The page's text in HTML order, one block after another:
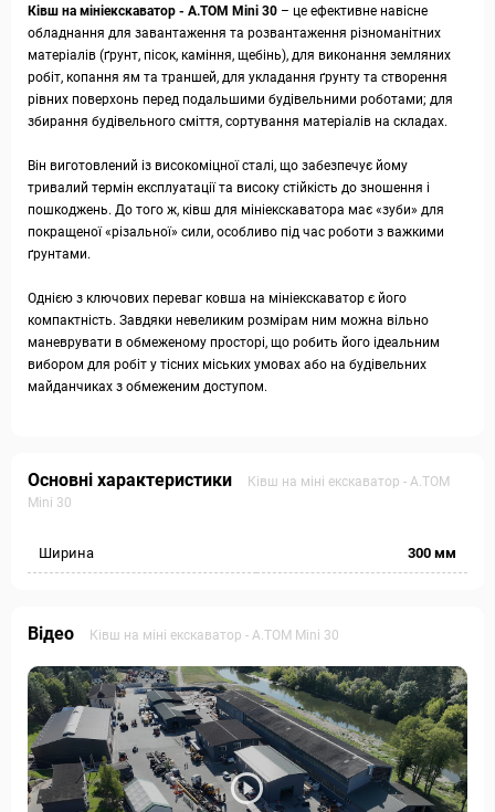
Ківш на мініекскаватор - А.ТОМ Mini 30 – це ефективне навісне
обладнання для завантаження та розвантаження різноманітних
матеріалів (ґрунт, пісок, каміння, щебінь), для виконання земляних
робіт, копання ям та траншей, для укладання ґрунту та створення
рівних поверхонь перед подальшими будівельними роботами; для
збирання будівельного сміття, сортування матеріалів на складах.
Він виготовлений із високоміцної сталі, що забезпечує йому
тривалий термін експлуатації та високу стійкість до зношення і
пошкоджень. До того ж, ківш для мініекскаватора має «зуби» для
покращеної «різальної» сили, особливо під час роботи з важкими
ґрунтами.
Однією з ключових переваг ковша на мініекскаватор є його
компактність. Завдяки невеликим розмірам ним можна вільно
маневрувати в обмеженому просторі, що робить його ідеальним
вибором для робіт у тісних міських умовах або на будівельних
майданчиках з обмеженим доступом.
Основні характеристики
Ківш на міні екскаватор - А.ТОМ
Mini 30
Ширина 300 мм
Відео Ківш на міні екскаватор - А.ТОМ Mini 30